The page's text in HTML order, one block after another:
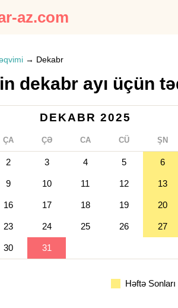
az.com
→ Dekabr
dekabr ayı üçün
DEKABR 2025
ÇA ÇƏ CA CÜ ŞN
2 3 4 5 6
9 10 11 12 13
16 17 18 19 20
23 24 25 26 27
30 31
Həftə Sonları